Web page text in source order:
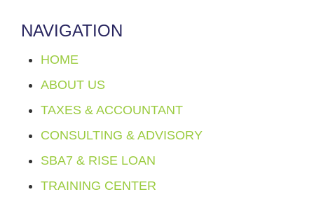
NAVIGATION
HOME
ABOUT US
TAXES & ACCOUNTANT
CONSULTING & ADVISORY
SBA7 & RISE LOAN
TRAINING CENTER